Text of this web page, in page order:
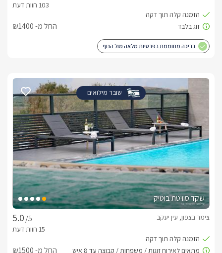
החל מ- ₪1400
בריכה מחוממת בפרטיות מלאה מול הנוף
שובר מילואים
שקד סוויטת בוטיק
/5
צימר בצפון, עין יעקב
החל מ- ₪1500